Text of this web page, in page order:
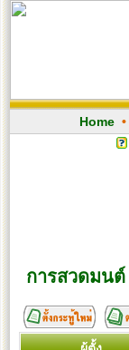
Home•
การสวดมนต์